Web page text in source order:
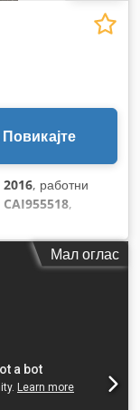
Повикајте
2016, работни
CAI955518,
Мал оглас